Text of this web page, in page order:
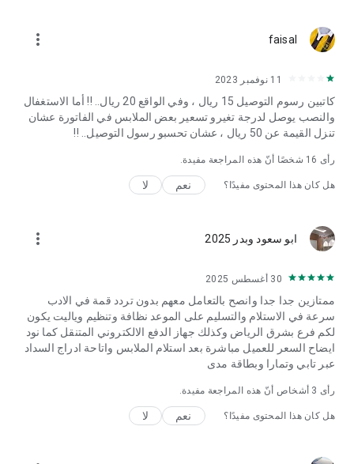
faisal
more_vert
11 نوفمبر 2023
كاتبين رسوم التوصيل 15 ريال ، وفي الواقع 20 ريال.. !! أما الاستغفال
والنصب يوصل لدرجة تغيرو تسعير بعض الملابس في الفاتورة عشان
تنزل القيمة عن 50 ريال ، عشان تحسبو رسول التوصيل.. !!
رأى 16 شخصًا أنّ هذه المراجعة مفيدة.
هل كان هذا المحتوى مفيدًا؟ نعم لا
ابو سعود وبدر 2025 more_vert
30 أغسطس 2025
ممتازين جدا جدا وانصح بالتعامل معهم بدون تردد قمة في الادب
سرعة في الاستلام والتسليم على الموعد نظافة وتنظيم وياليت يكون
لكم فرع بشرق الرياض وكذلك جهاز الدفع الالكتروني المتنقل كما نود
ايضاح السعر للعميل مباشرة بعد استلام الملابس واتاحة ادراج السداد
عبر تابي وتمارا وبطاقة مدى
رأى 3 أشخاص أنّ هذه المراجعة مفيدة.
هل كان هذا المحتوى مفيدًا؟ نعم لا